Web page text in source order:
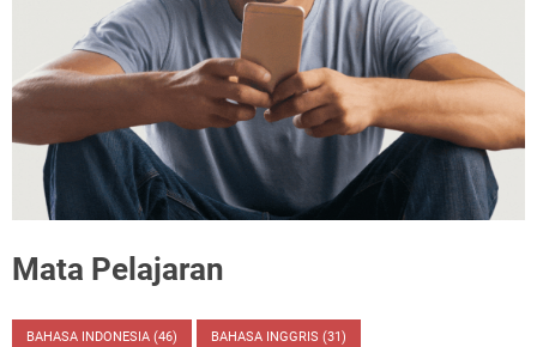
Mata Pelajaran
BAHASA INDONESIA (46) BAHASA INGGRIS (31)